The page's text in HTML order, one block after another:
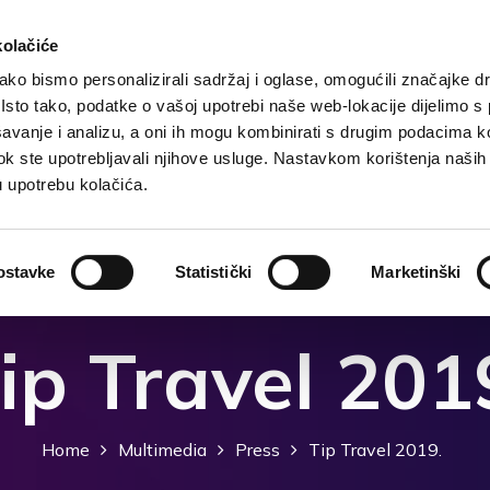
bismo personalizirali sadržaj i oglase, omogućili značajke
tako, podatke o vašoj upotrebi naše web-lokacije dijelimo s
i analizu, a oni ih mogu kombinirati s drugim podacima
ste upotrebljavali njihove usluge. Nastavkom korištenja
upotrebu kolačića.
Statistički Marketinški
Home Destinazione Alloggi Cosa fare?
Travel
Home Multimedia Press Tip Travel 2019.